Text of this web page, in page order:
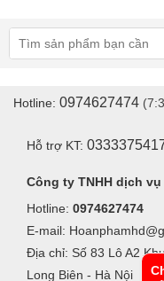
Hotline: 0974627474
Hỗ trợ KT:
Công ty TNHH dịch
Hotline: 0974627474
E-mail:
Địa chỉ: Số 83 Lô A2
Long Biên - Hà Nội